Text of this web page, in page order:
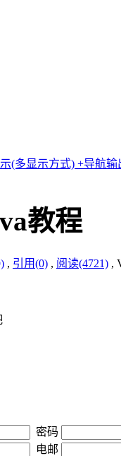
(多显示方式) +导航
教程
, 引用(0) , 阅读(4721) ,
密码
电邮